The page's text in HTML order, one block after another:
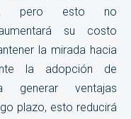
pero esto no
su costo
la mirada hacia
la adopción de
generar ventajas
plazo, esto reducirá